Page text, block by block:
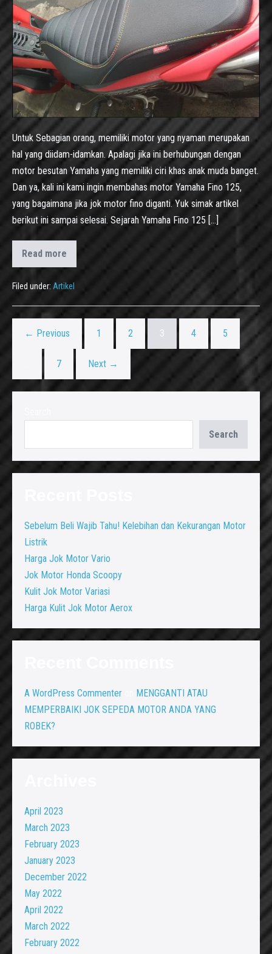
Untuk Sebagian orang, memiliki motor yang nyaman merupakan
hal yang diidam-idamkan. Apalagi jika ini berhubungan dengan
motor besutan Yamaha yang memiliki ciri khas anak muda banget.
Dan ya, kali ini kami ingin membahas motor Yamaha Fino 125,
yang bagaimana jika jok motor fino diganti. Yuk simak artikel
berikut ini sampai selesai. Sejarah Yamaha Fino 125 […]
Read more
Filed under: Artikel
← Previous 1 2 3 4 5
7 Next →
Search
Sebelum Beli Wajib Tahu! Kelebihan dan Kekurangan Motor
Listrik
Harga Jok Motor Vario
Jok Motor Honda Scoopy
Kulit Jok Motor Variasi
Harga Kulit Jok Motor Aerox
A WordPress Commenter
MENGGANTI ATAU
MEMPERBAIKI JOK SEPEDA MOTOR ANDA YANG
ROBEK?
April 2023
March 2023
February 2023
January 2023
December 2022
May 2022
April 2022
March 2022
February 2022